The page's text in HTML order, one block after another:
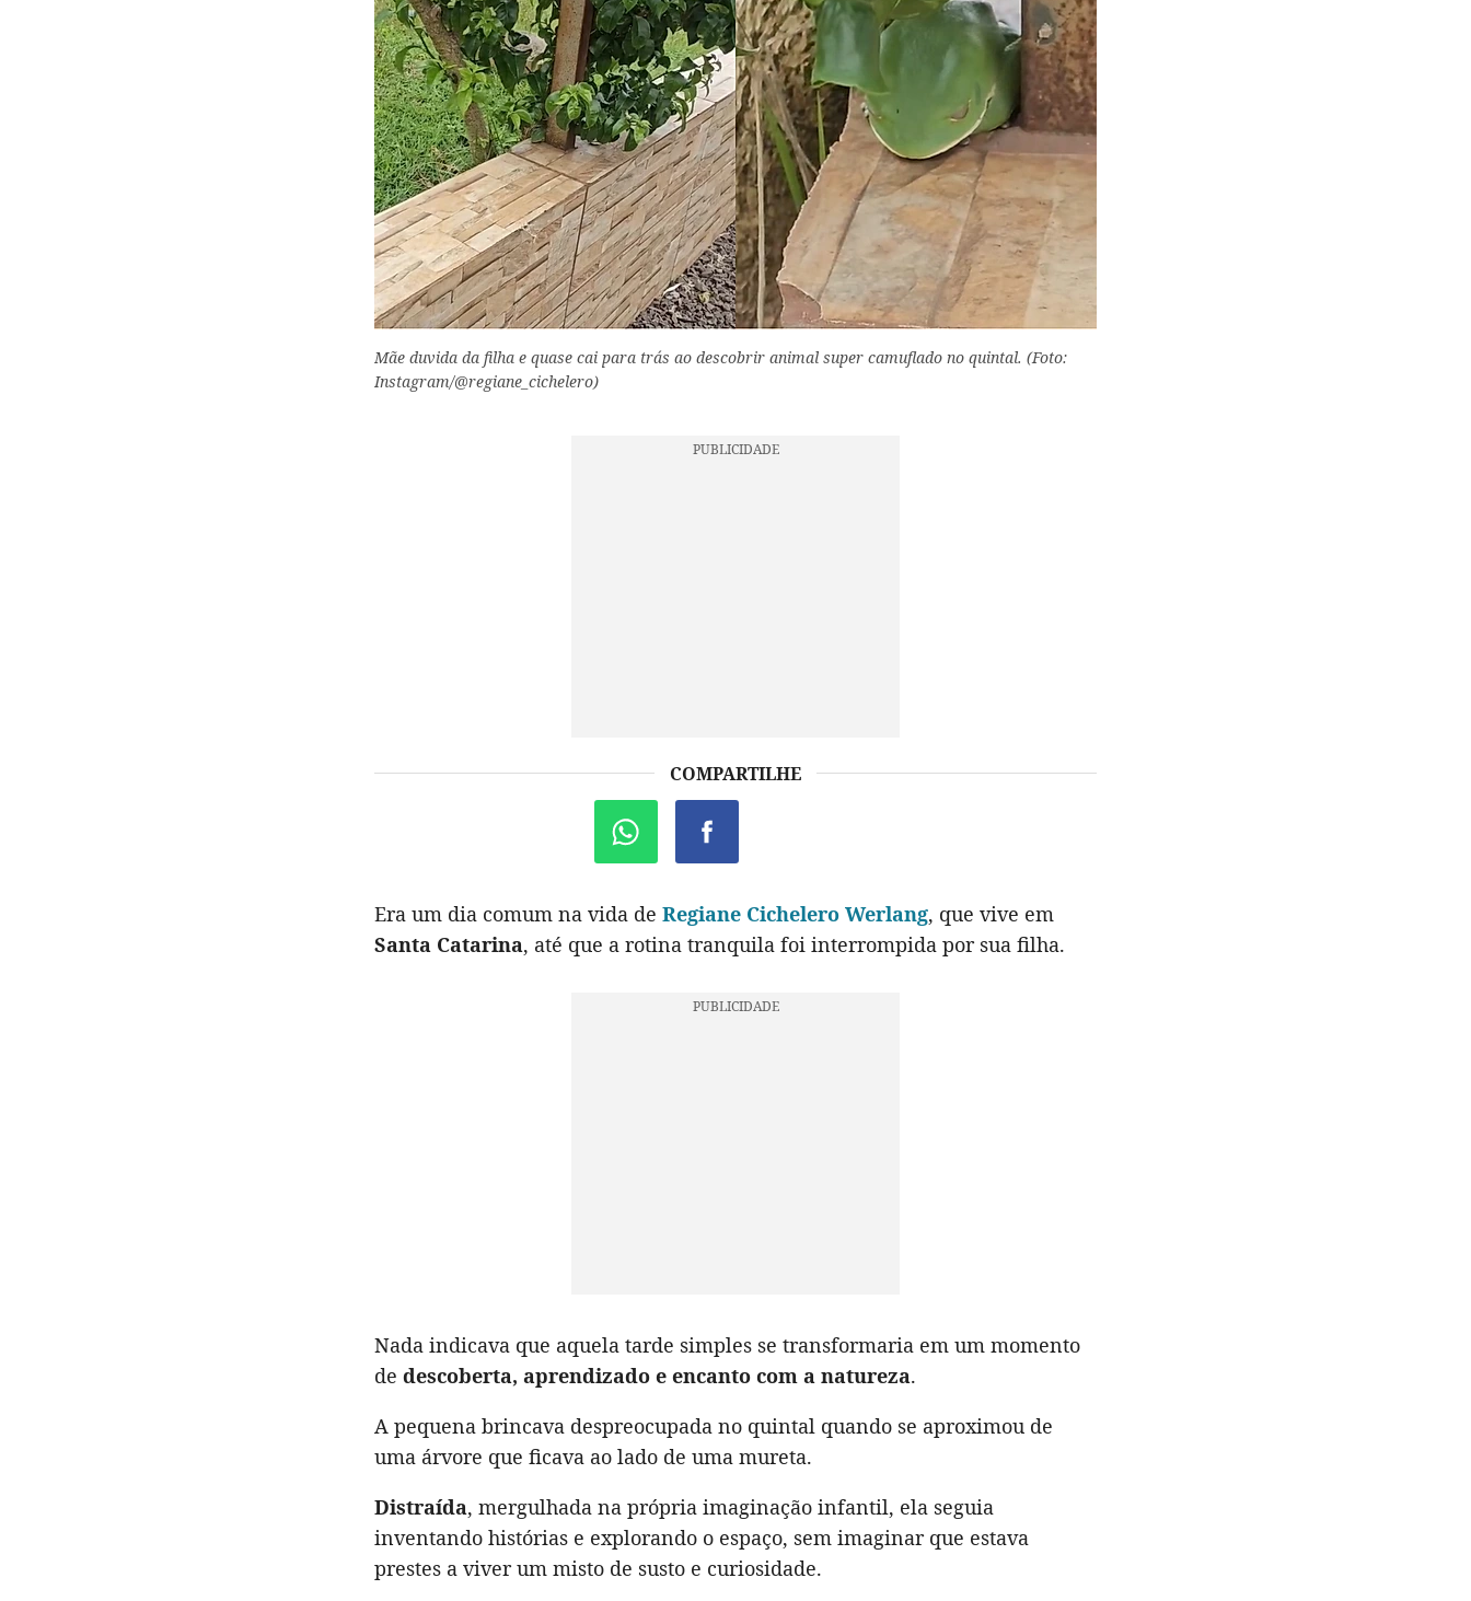
Mãe duvida da filha e quase cai para trás ao descobrir animal super camuflado no quintal. (Foto:
Instagram/@regiane_cichelero)
COMPARTILHE
Era um dia comum na vida de Regiane Cichelero Werlang, que vive em
Santa Catarina, até que a rotina tranquila foi interrompida por sua filha.
Nada indicava que aquela tarde simples se transformaria em um momento
de descoberta, aprendizado e encanto com a natureza.
A pequena brincava despreocupada no quintal quando se aproximou de
uma árvore que ficava ao lado de uma mureta.
Distraída, mergulhada na própria imaginação infantil, ela seguia
inventando histórias e explorando o espaço, sem imaginar que estava
prestes a viver um misto de susto e curiosidade.